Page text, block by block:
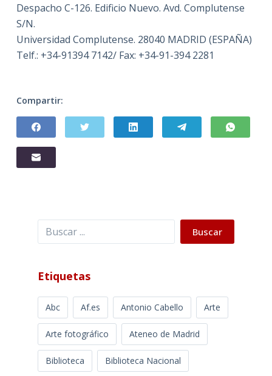
Despacho C-126. Edificio Nuevo. Avd. Complutense
S/N.
Universidad Complutense. 28040 MADRID (ESPAÑA)
Telf.: +34-91394 7142/ Fax: +34-91-394 2281
Compartir:
Buscar Buscar
Etiquetas
Abc Af.es Antonio Cabello Arte
Arte fotográfico Ateneo de Madrid
Biblioteca
Biblioteca Nacional